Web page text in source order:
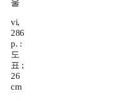
울
vi,
286
p. :
도
표 ;
26
cm